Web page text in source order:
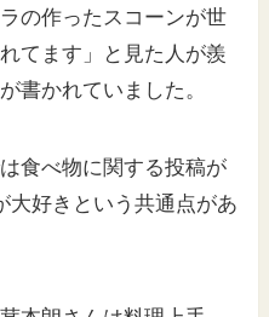
の作ったスコーンが世
てます」と見た人が羨
書かれていました。
食べ物に関する投稿が
大好きという共通点があ